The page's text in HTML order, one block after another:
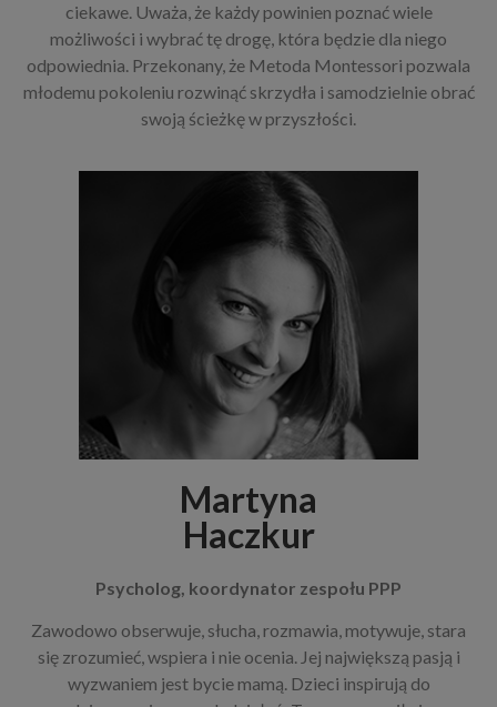
ciekawe. Uważa, że każdy powinien poznać wiele
możliwości i wybrać tę drogę, która będzie dla niego
odpowiednia. Przekonany, że Metoda Montessori pozwala
młodemu pokoleniu rozwinąć skrzydła i samodzielnie obrać
swoją ścieżkę w przyszłości.
Martyna
Haczkur
Psycholog, koordynator zespołu PPP
Zawodowo obserwuje, słucha, rozmawia, motywuje, stara
się zrozumieć, wspiera i nie ocenia. Jej największą pasją i
wyzwaniem jest bycie mamą. Dzieci inspirują do